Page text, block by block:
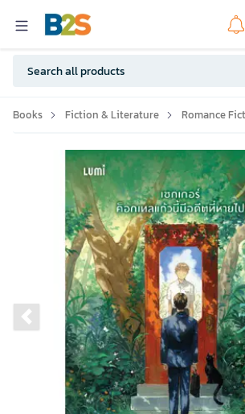
Books Fiction & Literature Romance
Previous slide